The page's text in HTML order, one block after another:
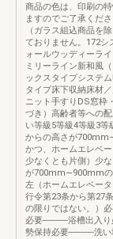
商品の色は、印刷の
ますのでご了承くだ
（ガラス組込商品を
ておりません。172シ
ォールウッディーラ
ミリーライン新和風
ックスタイプシステ
タイプ床下収納床材
ニット手すりDS窓枠
づき）高齢者等への
い等級5等級4等級3
からの高さが
かつ、ホームエレベ
少なくとも片側）少
が700mm∼900mmの
左（ホームエレベー
行令第23条から第27
の限りではない。）
必要────浴槽出入り
勢保持必要────洗い